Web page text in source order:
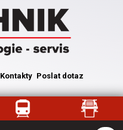
Kontakty Poslat dotaz